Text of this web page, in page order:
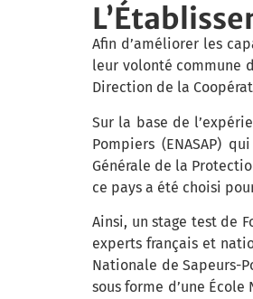
Afin d’améliorer les
leur volonté commune
Direction de la
Sur la base de
Pompiers (ENASAP)
Générale de la
ce pays a été choisi
Ainsi, un stage test de
experts français et
Nationale de Sapeurs-
sous forme d’une